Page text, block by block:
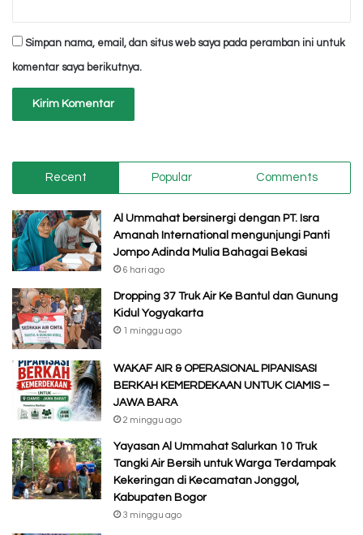
Simpan nama, email, dan situs web saya pada peramban ini untuk
komentar saya berikutnya.
Recent Popular Comments
Al Ummahat bersinergi dengan PT. Isra
Amanah International mengunjungi Panti
Jompo Adinda Mulia Bahagai Bekasi
6 hari ago
Dropping 37 Truk Air Ke Bantul dan Gunung
Kidul Yogyakarta
1 minggu ago
WAKAF AIR & OPERASIONAL PIPANISASI
BERKAH KEMERDEKAAN UNTUK CIAMIS –
JAWA BARA
2 minggu ago
Yayasan Al Ummahat Salurkan 10 Truk
Tangki Air Bersih untuk Warga Terdampak
Kekeringan di Kecamatan Jonggol,
Kabupaten Bogor
3 minggu ago